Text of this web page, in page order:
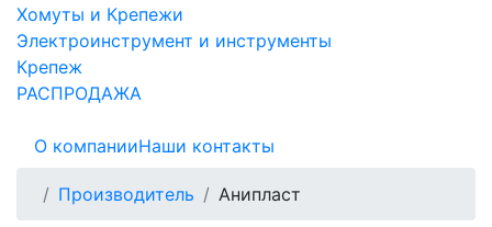
Хомуты и Крепежи
Электроинструмент и инструменты
Крепеж
РАСПРОДАЖА
О компанииНаши контакты
Производитель Анипласт